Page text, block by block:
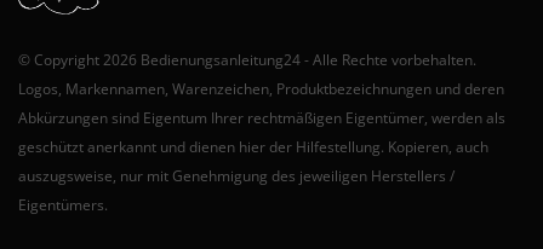
© Copyright 2026 Bedienungsanleitung24 - Alle Rechte vorbehalten.
Logos, Markennamen, Warenzeichen, Produktbezeichnungen und deren
Abkürzungen sind Eigentum Ihrer rechtmäßigen Eigentümer, werden als
geschützt anerkannt und dienen hier der Hilfestellung. Kopieren, auch
auszugsweise, nur mit Genehmigung des jeweiligen Herstellers /
Eigentümers.